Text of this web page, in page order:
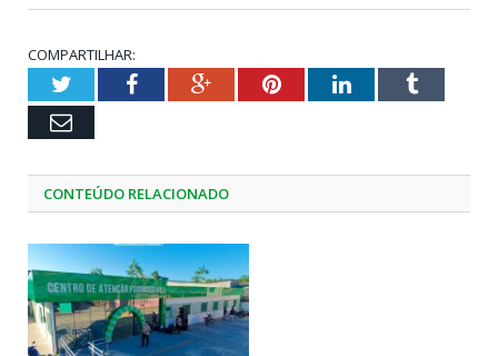
COMPARTILHAR:
TwitterFacebookGoogle+PinterestLinkedInTumblr
Email
CONTEÚDO RELACIONADO